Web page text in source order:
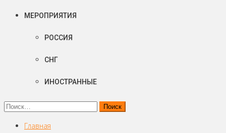
МЕРОПРИЯТИЯ
РОССИЯ
СНГ
ИНОСТРАННЫЕ
Найти:
Главная